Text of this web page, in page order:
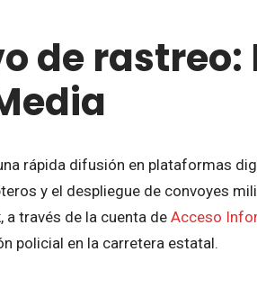
de rastreo:
rápida difusión en plataformas
y el despliegue de convoyes
, a través de la cuenta de Acceso
policial en la carretera estatal.